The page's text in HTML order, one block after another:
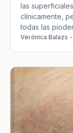
las
clínicamente,
todas las
Verónica Balazs